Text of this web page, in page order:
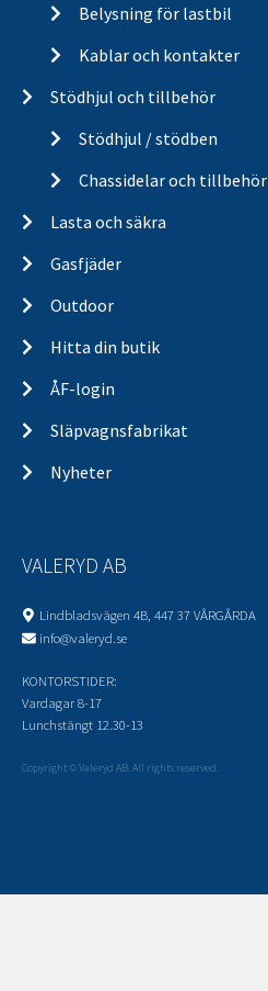
Belysning för lastbil
Kablar och kontakter
Stödhjul och tillbehör
Stödhjul / stödben
Chassidelar och tillbehör
Lasta och säkra
Gasfjäder
Outdoor
Hitta din butik
ÅF-login
Släpvagnsfabrikat
Nyheter
VALERYD AB
Lindbladsvägen 4B, 447 37 VÅRGÅRDA
info@valeryd.se
KONTORSTIDER:
Vardagar 8-17
Lunchstängt 12.30-13
Copyright © Valeryd AB. All rights reserved.